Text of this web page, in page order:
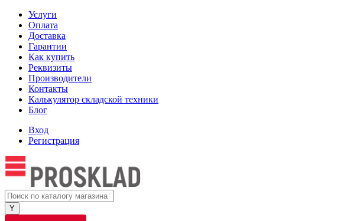
Услуги
Оплата
Доставка
Гарантии
Как купить
Реквизиты
Производители
Контакты
Калькулятор складской техники
Блог
Вход
Регистрация